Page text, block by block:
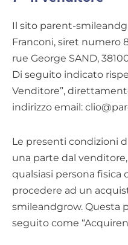
Il sito parent-
Franconi, siret numero
rue George SAND,
Di seguito indicato
Venditore”,
indirizzo email:
Le presenti condizioni
una parte dal venditore,
qualsiasi persona fisica
procedere ad un
smileandgrow. Questa
seguito come